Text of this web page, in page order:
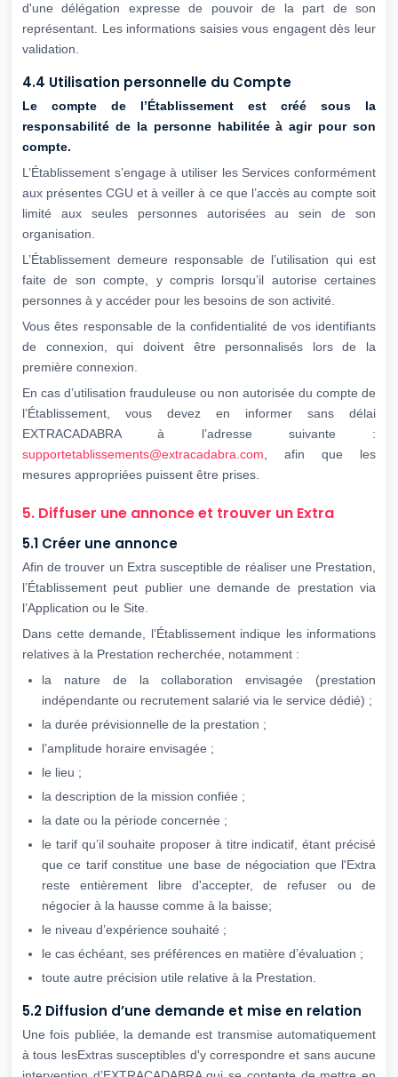
d'une délégation expresse de pouvoir de la part de son
représentant. Les informations saisies vous engagent dès leur
validation.
4.4 Utilisation personnelle du Compte
Le compte de l’Établissement est créé sous la
responsabilité de la personne habilitée à agir pour son
compte.
L’Établissement s’engage à utiliser les Services conformément
aux présentes CGU et à veiller à ce que l’accès au compte soit
limité aux seules personnes autorisées au sein de son
organisation.
L’Établissement demeure responsable de l’utilisation qui est
faite de son compte, y compris lorsqu’il autorise certaines
personnes à y accéder pour les besoins de son activité.
Vous êtes responsable de la confidentialité de vos identifiants
de connexion, qui doivent être personnalisés lors de la
première connexion.
En cas d’utilisation frauduleuse ou non autorisée du compte de
l’Établissement, vous devez en informer sans délai
EXTRACADABRA à l’adresse suivante :
supportetablissements@extracadabra.com , afin que les
mesures appropriées puissent être prises.
5. Diffuser une annonce et trouver un Extra
5.1 Créer une annonce
Afin de trouver un Extra susceptible de réaliser une Prestation,
l’Établissement peut publier une demande de prestation via
l’Application ou le Site.
Dans cette demande, l’Établissement indique les informations
relatives à la Prestation recherchée, notamment :
la nature de la collaboration envisagée (prestation
indépendante ou recrutement salarié via le service dédié) ;
la durée prévisionnelle de la prestation ;
l’amplitude horaire envisagée ;
le lieu ;
la description de la mission confiée ;
la date ou la période concernée ;
le tarif qu’il souhaite proposer à titre indicatif, étant précisé
que ce tarif constitue une base de négociation que l'Extra
reste entièrement libre d'accepter, de refuser ou de
négocier à la hausse comme à la baisse;
le niveau d’expérience souhaité ;
le cas échéant, ses préférences en matière d’évaluation ;
toute autre précision utile relative à la Prestation.
5.2 Diffusion d’une demande et mise en relation
Une fois publiée, la demande est transmise automatiquement
à tous lesExtras susceptibles d'y correspondre et sans aucune